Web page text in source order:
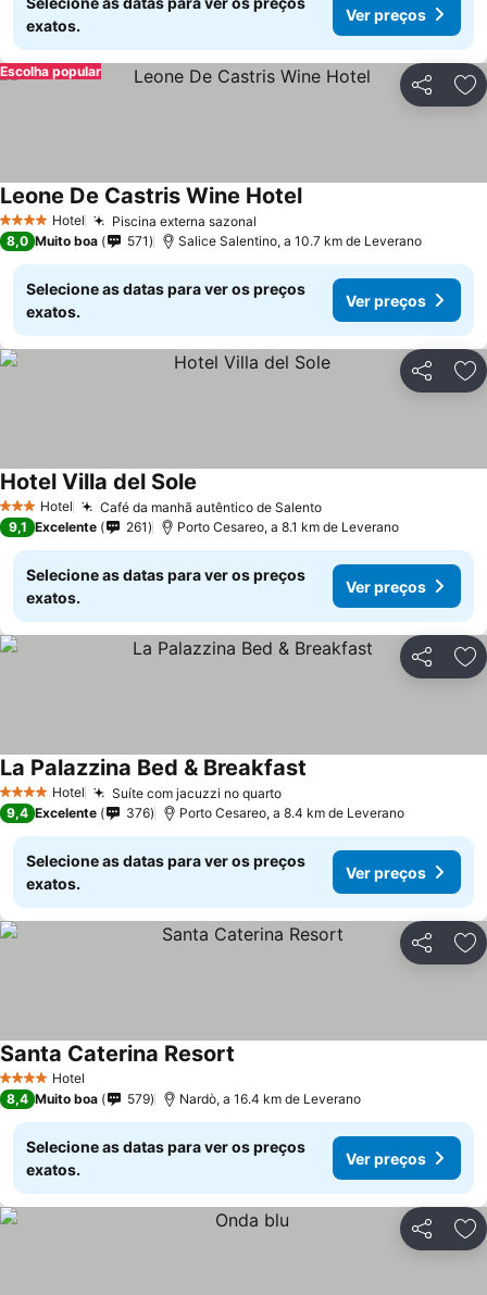
exatos.
Ver preços
Partilhar
Escolha popular
4 EstrelasHotel Piscina externa sazonal
Leone De Castris Wine HotelVer preços
8,0 Muito boa 571 Salice Salentino, a 10.7 km de Leverano
Selecione as datas para ver os preços
exatos.
Ver preços
Partilhar
3 EstrelasHotel Café da manhã autêntico de SalentoVer preços
Hotel Villa del Sole
9,1 Excelente 261 Porto Cesareo, a 8.1 km de Leverano
Selecione as datas para ver os preços
exatos.
Ver preços
Partilhar
4 EstrelasHotel Suíte com jacuzzi no quartoVer preços
La Palazzina Bed & Breakfast
9,4 Excelente 376 Porto Cesareo, a 8.4 km de Leverano
Selecione as datas para ver os preços
exatos.
Ver preços
Partilhar
4 EstrelasHotel
Santa Caterina Resort
8,4 Muito boa 579 Nardò, a 16.4 km de Leverano
Selecione as datas para ver os preços
exatos.
Ver preços
Partilhar